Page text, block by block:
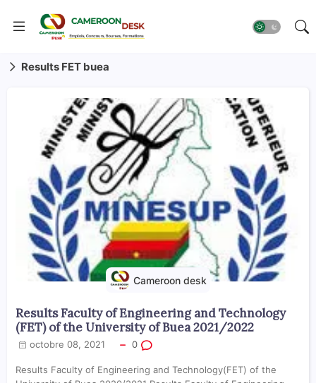
Results FET buea
Results Faculty of Engineering and Technology
(FET) of the University of Buea 2021/2022
octobre 08, 2021 0
Results Faculty of Engineering and Technology(FET) of the
Cameroon desk